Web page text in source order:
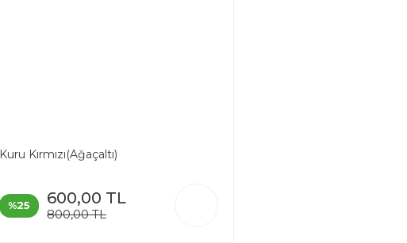
Kuru Kırmızı(Ağaçaltı)
%25 600,00 TL
800,00 TL